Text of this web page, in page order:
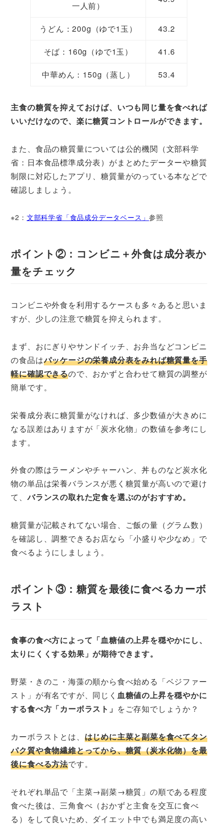
一人前）
うどん：200g（ゆで1玉） 43.2
そば：160g（ゆで1玉） 41.6
中華めん：150g（蒸し） 53.4
主食の糖質を抑えておけば、いつも同じ量を食べれば
いいだけなので、楽に糖質コントロールができます。
また、食品の糖質量については公的機関（文部科学
省：日本食品標準成分表）がまとめたデーターや糖質
制限に対応したアプリ、糖質量がのっている本などで
確認しましょう。
※2： 文部科学省「食品成分データベース」参照
ポイント②：コンビニ＋外食は成分表か
量をチェック
コンビニや外食を利用するケースも多々あると思いま
すが、少しの注意で糖質を抑えられます。
まず、おにぎりやサンドイッチ、お弁当などコンビニ
の食品はパッケージの栄養成分表をみれば糖質量を手
軽に確認できるので、おかずと合わせて糖質の調整が
簡単です。
栄養成分表に糖質量がなければ、多少数値が大きめに
なる誤差はありますが「炭水化物」の数値を参考にし
ます。
外食の際はラーメンやチャーハン、丼ものなど炭水化
物の単品は栄養バランスが悪く糖質量が高いので避け
て、バランスの取れた定食を選ぶのがおすすめ。
糖質量が記載されてない場合、ご飯の量（グラム数）
を確認し、調整できるお店なら「小盛りや少なめ」で
食べるようにしましょう。
ポイント③：糖質を最後に食べるカーボ
ラスト
食事の食べ方によって「血糖値の上昇を穏やかにし、
太りにくくする効果」が期待できます。
野菜・きのこ・海藻の順から食べ始める「ベジファー
スト」が有名ですが、同じく 血糖値の上昇を穏やかに
する食べ方「カーボラスト」 をご存知でしょうか？
カーボラストとは、 はじめに主菜と副菜を食べてタン
パク質や食物繊維とってから、糖質（炭水化物）を最
後に食べる方法です。
それぞれ単品で「主菜→副菜→糖質」の順である程度
食べた後は、三角食べ（おかずと主食を交互に食べ
る）をして良いため、ダイエット中でも満足度の高い